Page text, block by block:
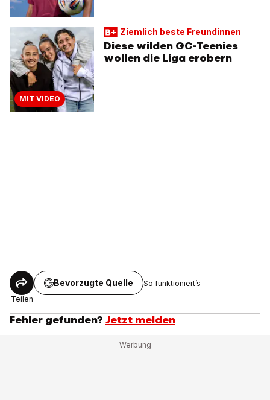
MIT VIDEO
Ziemlich beste Freundinnen
Diese wilden GC-Teenies
wollen die Liga erobern
Teilen
Bevorzugte Quelle So funktioniert’s
Fehler gefunden? Jetzt melden